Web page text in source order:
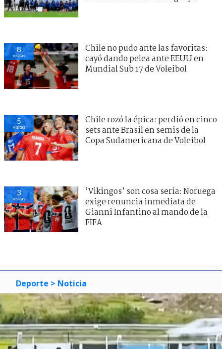
8
visitas
Chile no pudo ante las favoritas:
cayó dando pelea ante EEUU en
Mundial Sub 17 de Voleibol
5
visitas
Chile rozó la épica: perdió en cinco
sets ante Brasil en semis de la
Copa Sudamericana de Voleibol
3
visitas
’Vikingos’ son cosa seria: Noruega
exige renuncia inmediata de
Gianni Infantino al mando de la
FIFA
Deporte > Noticia